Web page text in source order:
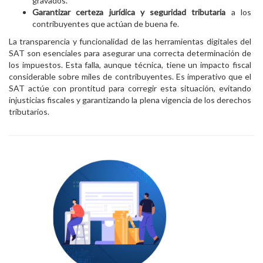
Garantizar certeza jurídica y seguridad tributaria a los
contribuyentes que actúan de buena fe.
La transparencia y funcionalidad de las herramientas digitales del
SAT son esenciales para asegurar una correcta determinación de
los impuestos. Esta falla, aunque técnica, tiene un impacto fiscal
considerable sobre miles de contribuyentes. Es imperativo que el
SAT actúe con prontitud para corregir esta situación, evitando
injusticias fiscales y garantizando la plena vigencia de los derechos
tributarios.